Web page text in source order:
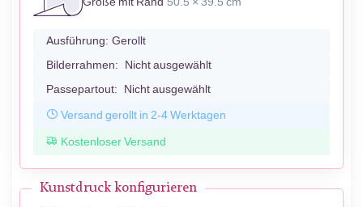
Ausführung: Gerollt
Bilderrahmen: Nicht ausgewählt
Passepartout: Nicht ausgewählt
Versand gerollt in 2-4 Werktagen
Kostenloser Versand
Kunstdruck konfigurieren